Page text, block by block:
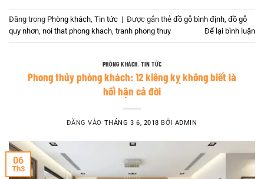
Đăng trong Phòng khách Tin tức | Được gắn thẻ đồ gỗ bình định đồ gỗ
quy nhơn noi that phong khach tranh phong thuy Để lại bình luận
PHÒNG KHÁCH,TIN TỨC
Phong thủy phòng khách: 12 kiêng kỵ không biết là
hối hận cả đời
ĐĂNG VÀO THÁNG 3 6, 2018 BỞI ADMIN
06
Th3